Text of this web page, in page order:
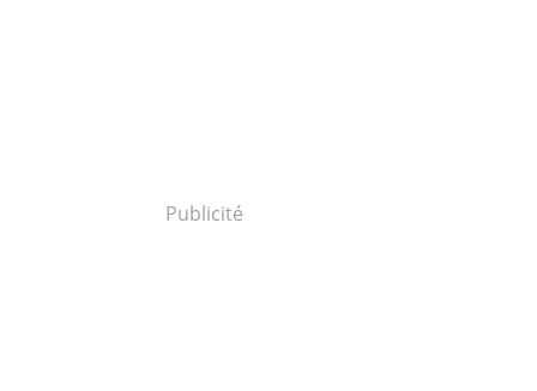
Publicité